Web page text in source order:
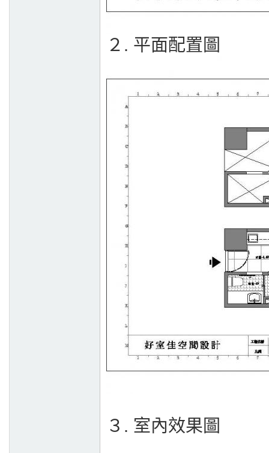
２. 平面配置圖
３. 室內效果圖